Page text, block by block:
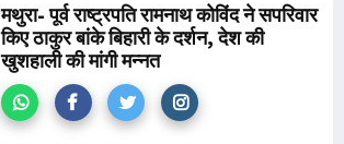
मथुरा- पूर्व राष्ट्रपति रामनाथ कोविंद ने सपरिवार
किए ठाकुर बांके बिहारी के दर्शन, देश की
खुशहाली की मांगी मन्नत